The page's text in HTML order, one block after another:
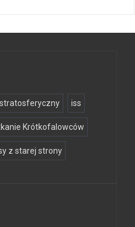
iss
Krótkofalowców
z starej strony